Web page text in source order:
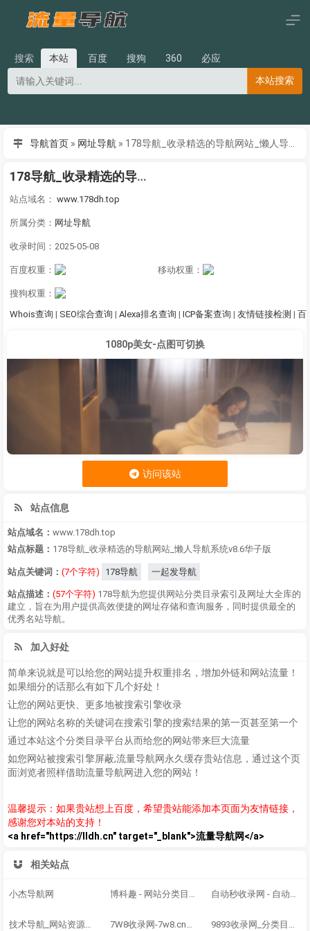
搜索 本站 百度 搜狗 360
必应
本站搜索
导航首页 » 网址导航 »
178导航_收录精选的导航网站_懒人导航系统v8.6华子版
站点域名： www.178dh.top
所属分类： 网址导航
收录时间：2025-05-08
百度权重： 移动权重：
搜狗权重：
Whois查询 | SEO综合查询 | Alexa排名查询 | ICP备案查询 | 友情链接检测 | 百
1080p美女-点图可切换
访问该站
站点信息
站点域名： www.178dh.top
站点标题： 178导航_收录精选的导航网站_懒人导航系统v8.6华子版
站点关键词： (7个字符) 178导航 一起发导航
站点描述： (57个字符) 178导航为您提供网站分类目录索引及网址大全库的
建立，旨在为用户提供高效便捷的网址存储和查询服务，同时提供最全的
优秀名站导航。
加入好处
简单来说就是可以给您的网站提升权重排名，增加外链和网站流量！
如果细分的话那么有如下几个好处！
让您的网站更快、更多地被搜索引擎收录
让您的网站名称的关键词在搜索引擎的搜索结果的第一页甚至第一个
通过本站这个分类目录平台从而给您的网站带来巨大流量
如您网站被搜索引擎屏蔽,流量导航网永久缓存贵站信息，通过这个页
面浏览者照样借助流量导航网进入您的网站！
温馨提示：如果贵站想上百度，希望贵站能添加本页面为友情链接，
感谢您对本站的支持！
<a href="https://lldh.cn" target="_blank">流量导航网</a>
相关站点
小杰导航网